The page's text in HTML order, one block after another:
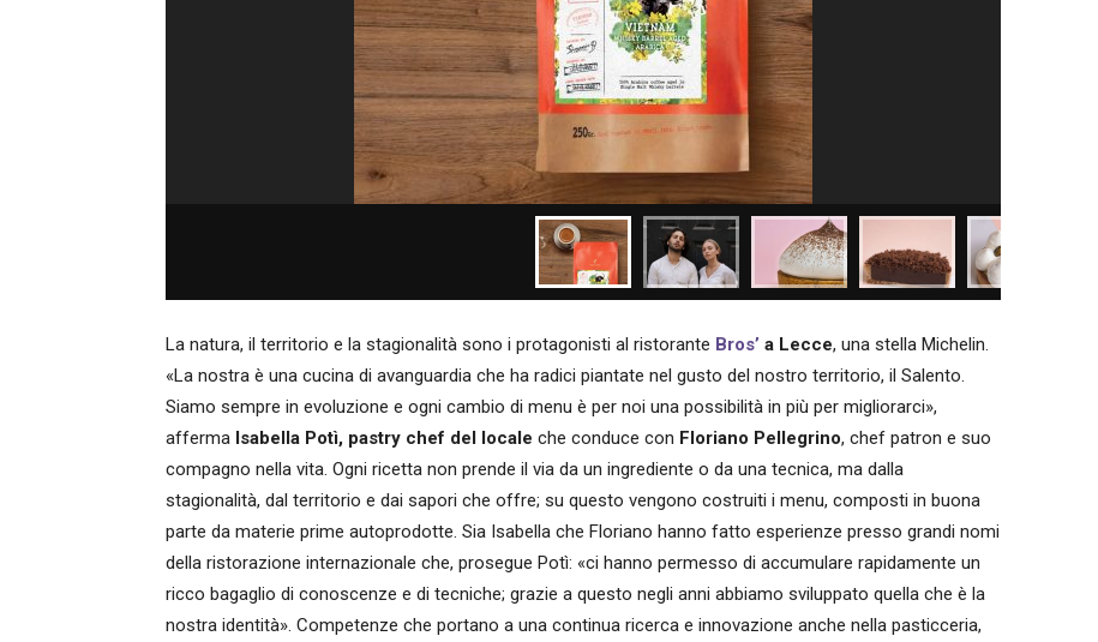
La natura, il territorio e la stagionalità sono i protagonisti al ristorante Bros’ a Lecce, una stella Michelin.
«La nostra è una cucina di avanguardia che ha radici piantate nel gusto del nostro territorio, il Salento.
Siamo sempre in evoluzione e ogni cambio di menu è per noi una possibilità in più per migliorarci»,
afferma Isabella Potì, pastry chef del locale che conduce con Floriano Pellegrino, chef patron e suo
compagno nella vita. Ogni ricetta non prende il via da un ingrediente o da una tecnica, ma dalla
stagionalità, dal territorio e dai sapori che offre; su questo vengono costruiti i menu, composti in buona
parte da materie prime autoprodotte. Sia Isabella che Floriano hanno fatto esperienze presso grandi nomi
della ristorazione internazionale che, prosegue Potì: «ci hanno permesso di accumulare rapidamente un
ricco bagaglio di conoscenze e di tecniche; grazie a questo negli anni abbiamo sviluppato quella che è la
nostra identità». Competenze che portano a una continua ricerca e innovazione anche nella pasticceria,